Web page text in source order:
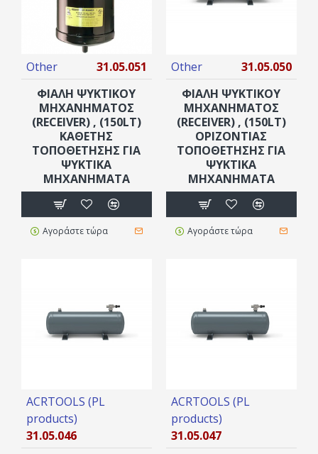
Other
31.05.051
ΦΙΆΛΗ ΨΥΚΤΙΚΟΎ
ΜΗΧΑΝΉΜΑΤΟΣ
(RECEIVER) , (150LT)
ΚΆΘΕΤΗΣ
ΤΟΠΟΘΈΤΗΣΗΣ ΓΙΑ
ΨΥΚΤΙΚΆ
ΜΗΧΑΝΉΜΑΤΑ
Αγοράστε τώρα
Other
31.05.050
ΦΙΆΛΗ ΨΥΚΤΙΚΟΎ
ΜΗΧΑΝΉΜΑΤΟΣ
(RECEIVER) , (150LT)
ΟΡΙΖΌΝΤΙΑΣ
ΤΟΠΟΘΈΤΗΣΗΣ ΓΙΑ
ΨΥΚΤΙΚΆ
ΜΗΧΑΝΉΜΑΤΑ
Αγοράστε τώρα
ACRTOOLS (PL
products)
31.05.046
ACRTOOLS (PL
products)
31.05.047